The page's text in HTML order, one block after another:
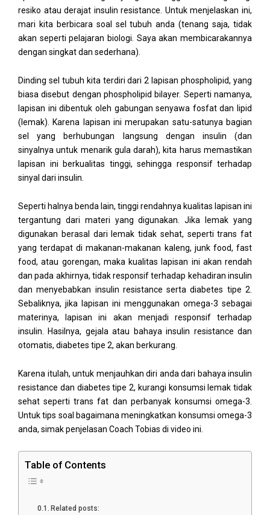
resiko atau derajat insulin resistance. Untuk menjelaskan ini,
mari kita berbicara soal sel tubuh anda (tenang saja, tidak
akan seperti pelajaran biologi. Saya akan membicarakannya
dengan singkat dan sederhana).
Dinding sel tubuh kita terdiri dari 2 lapisan phospholipid, yang
biasa disebut dengan phospholipid bilayer. Seperti namanya,
lapisan ini dibentuk oleh gabungan senyawa fosfat dan lipid
(lemak). Karena lapisan ini merupakan satu-satunya bagian
sel yang berhubungan langsung dengan insulin (dan
sinyalnya untuk menarik gula darah), kita harus memastikan
lapisan ini berkualitas tinggi, sehingga responsif terhadap
sinyal dari insulin.
Seperti halnya benda lain, tinggi rendahnya kualitas lapisan ini
tergantung dari materi yang digunakan. Jika lemak yang
digunakan berasal dari lemak tidak sehat, seperti trans fat
yang terdapat di makanan-makanan kaleng, junk food, fast
food, atau gorengan, maka kualitas lapisan ini akan rendah
dan pada akhirnya, tidak responsif terhadap kehadiran insulin
dan menyebabkan insulin resistance serta diabetes tipe 2.
Sebaliknya, jika lapisan ini menggunakan omega-3 sebagai
materinya, lapisan ini akan menjadi responsif terhadap
insulin. Hasilnya, gejala atau bahaya insulin resistance dan
otomatis, diabetes tipe 2, akan berkurang.
Karena itulah, untuk menjauhkan diri anda dari bahaya insulin
resistance dan diabetes tipe 2, kurangi konsumsi lemak tidak
sehat seperti trans fat dan perbanyak konsumsi omega-3.
Untuk tips soal bagaimana meningkatkan konsumsi omega-3
anda, simak penjelasan Coach Tobias di video ini.
Table of Contents
Related posts: